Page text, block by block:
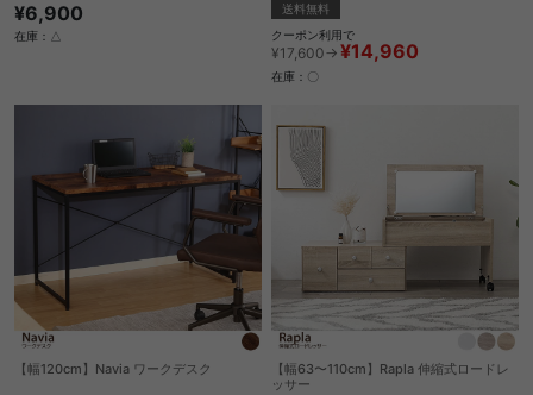
¥6,900
在庫：△
送料無料
クーポン利用で
¥17,600→ ¥14,960
在庫：〇
【幅120cm】Navia ワークデスク
【幅63〜110cm】Rapla 伸縮式ロードレ
ッサー